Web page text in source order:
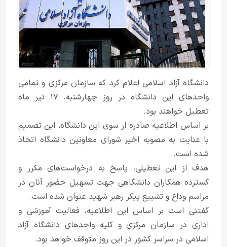
دانشگاه آزاد اسلامی اعلام کرد که سازمان مرکزی و تمامی
واحدهای این دانشگاه در روز چهارشنبه، ۱۷ تیر ماه
تعطیل خواهند بود.
بر اساس اطلاعیه صادره از سوی این دانشگاه، این تصمیم
با عنایت به مصوبه اخیر شورای معاونین دانشگاه اتخاذ
شده است.
هدف از این تعطیلی، پاسخ به درخواست‌های مکرر و
گسترده همکاران دانشگاهی جهت تسهیل حضور آنان در
مراسم وداع و تشییع پیکر رهبر شهید عنوان شده است.
گفتنی است بر اساس این اطلاعیه، فعالیت آموزشی و
اداری در سازمان مرکزی و کلیه واحدهای دانشگاه آزاد
اسلامی در سراسر کشور در این روز متوقف خواهد بود.